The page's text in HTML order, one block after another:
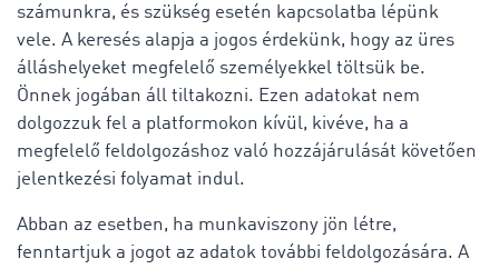
számunkra, és szükség esetén kapcsolatba lépünk
vele. A keresés alapja a jogos érdekünk, hogy az üres
álláshelyeket megfelelő személyekkel töltsük be.
Önnek jogában áll tiltakozni. Ezen adatokat nem
dolgozzuk fel a platformokon kívül, kivéve, ha a
megfelelő feldolgozáshoz való hozzájárulását követően
jelentkezési folyamat indul.
Abban az esetben, ha munkaviszony jön létre,
fenntartjuk a jogot az adatok további feldolgozására. A